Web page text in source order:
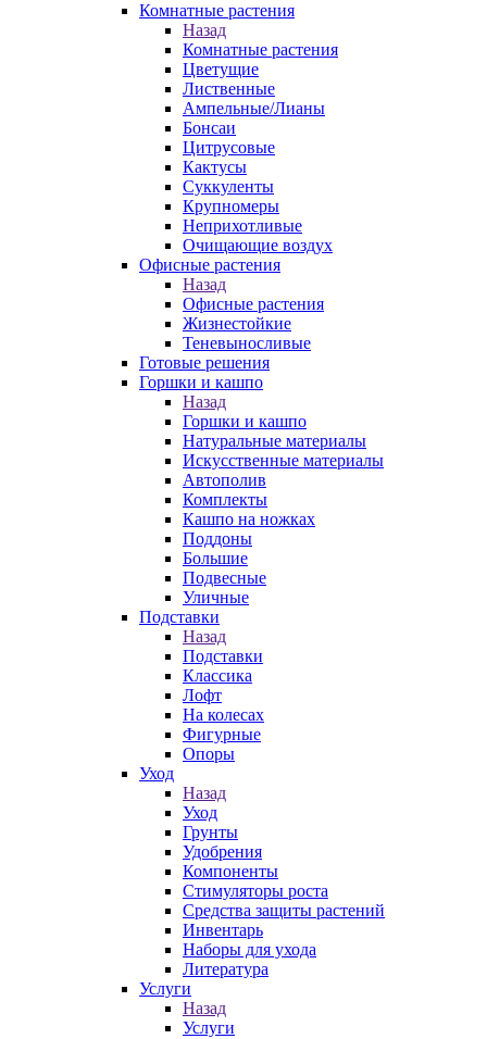
Комнатные растения
Назад
Комнатные растения
Цветущие
Лиственные
Ампельные/Лианы
Бонсаи
Цитрусовые
Кактусы
Суккуленты
Крупномеры
Неприхотливые
Очищающие воздух
Офисные растения
Назад
Офисные растения
Жизнестойкие
Теневыносливые
Готовые решения
Горшки и кашпо
Назад
Горшки и кашпо
Натуральные материалы
Искусственные материалы
Автополив
Комплекты
Кашпо на ножках
Поддоны
Большие
Подвесные
Уличные
Подставки
Назад
Подставки
Классика
Лофт
На колесах
Фигурные
Опоры
Уход
Назад
Уход
Грунты
Удобрения
Компоненты
Стимуляторы роста
Средства защиты растений
Инвентарь
Наборы для ухода
Литература
Услуги
Назад
Услуги